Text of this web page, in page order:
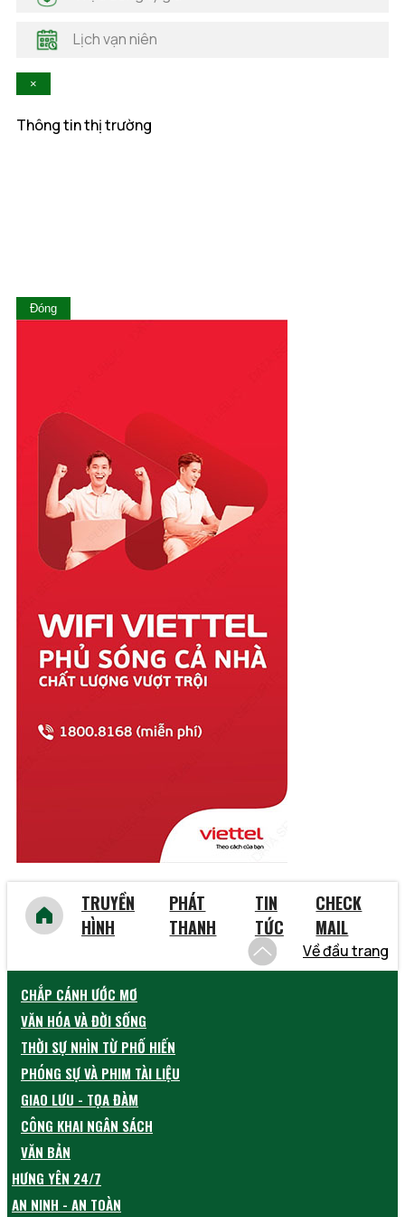
Hòa Bình
Lai Châu
Quảng Ngãi
Quảng Ninh
Quảng Trị
Sóc Trăng
Sơn La
Tây Ninh
Thái Bình
Thái Nguyên
Thừa Thiên Huế
Tiền Giang
Trà Vinh
Tuyên Quang
Vĩnh Phúc
Vũng Tàu
Lịch vạn niên
×
Thông tin thị trường
Đóng
TRUYỀN
HÌNH
PHÁT
THANH
TIN
TỨC
CHECK
MAIL
Về đầu trang
CHẮP CÁNH ƯỚC MƠ
VĂN HÓA VÀ ĐỜI SỐNG
THỜI SỰ NHÌN TỪ PHỐ HIẾN
PHÓNG SỰ VÀ PHIM TÀI LIỆU
GIAO LƯU - TỌA ĐÀM
CÔNG KHAI NGÂN SÁCH
VĂN BẢN
HƯNG YÊN 24/7
AN NINH - AN TOÀN